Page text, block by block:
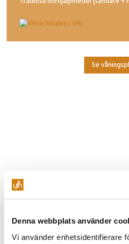
Denna webbplats använder
Vi använder enhetsidentifierare
Se lokalen i VR!
Se
Stor lokal som erbjuder flera olika
flest kan man sitta 95